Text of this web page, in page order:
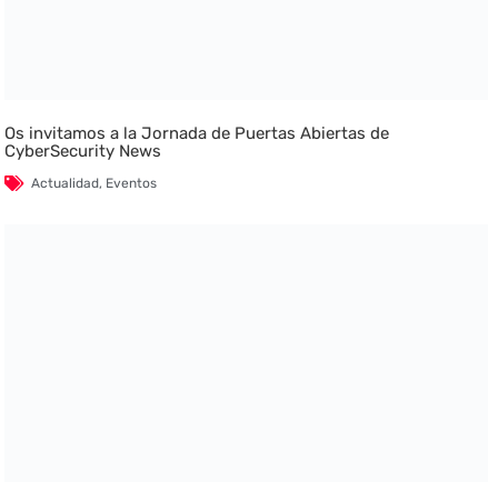
Os invitamos a la Jornada de Puertas Abiertas de
CyberSecurity News
Actualidad, Eventos